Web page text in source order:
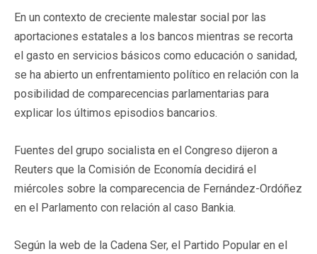
En un contexto de creciente malestar social por las
aportaciones estatales a los bancos mientras se recorta
el gasto en servicios básicos como educación o sanidad,
se ha abierto un enfrentamiento político en relación con la
posibilidad de comparecencias parlamentarias para
explicar los últimos episodios bancarios.
Fuentes del grupo socialista en el Congreso dijeron a
Reuters que la Comisión de Economía decidirá el
miércoles sobre la comparecencia de Fernández-Ordóñez
en el Parlamento con relación al caso Bankia.
Según la web de la Cadena Ser, el Partido Popular en el